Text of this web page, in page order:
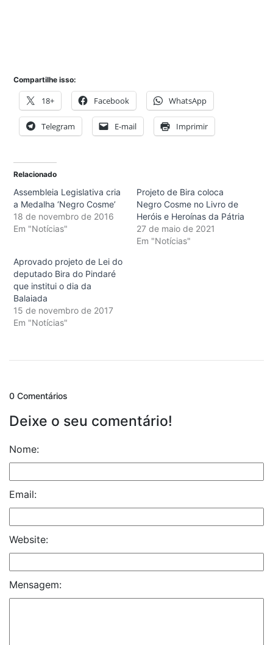
Compartilhe isso:
18+ Facebook WhatsApp
Telegram E-mail Imprimir
Relacionado
Assembleia Legislativa cria
a Medalha ‘Negro Cosme’
18 de novembro de 2016
Em "Notícias"
Projeto de Bira coloca
Negro Cosme no Livro de
Heróis e Heroínas da Pátria
27 de maio de 2021
Em "Notícias"
Aprovado projeto de Lei do
deputado Bira do Pindaré
que institui o dia da
Balaiada
15 de novembro de 2017
Em "Notícias"
0 Comentários
Deixe o seu comentário!
Nome:
Email:
Website:
Mensagem: